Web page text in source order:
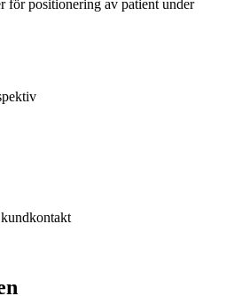
för positionering av patient under